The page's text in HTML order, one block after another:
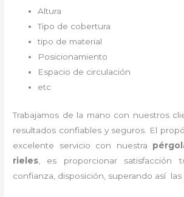
Altura
Tipo de cobertura
tipo de material
Posicionamiento
Espacio de circulación
etc
Trabajamos de la mano con nuestros
resultados confiables y seguros. El
excelente servicio con nuestra
rieles , es proporcionar satisfacción
confianza, disposición, superando así las